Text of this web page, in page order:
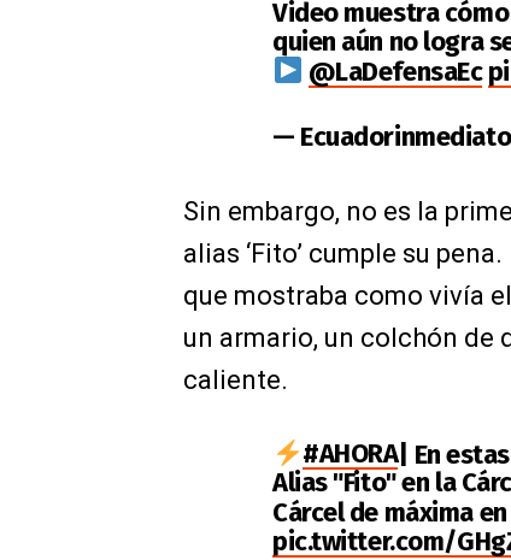
Video muestra
quien aún no logra
@LaDefensaEc
—
Sin embargo, no es la
alias ‘Fito’ cumple su
que mostraba como vivía
un armario, un colchón de
caliente.
#AHORA| En
Alias "Fito" en la
Cárcel de máxima
pic.twitter.com/